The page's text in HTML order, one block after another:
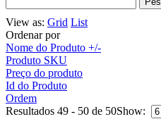
View as: Grid List
Ordenar por
Nome do Produto +/-
Produto SKU
Preço do produto
Id do Produto
Ordem
Resultados 49 - 50 de 50Show: